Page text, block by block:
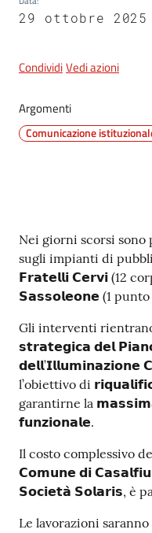
Servizi
on-
gli
argomenti
29 ottobre 2025
CondividiVedi azioni
Argomenti
Comunicazione
Contenuto
Nei giorni scorsi
sugli impianti di
𝗙𝗿𝗮𝘁𝗲𝗹𝗹𝗶 𝗖𝗲𝗿𝘃𝗶 (12
𝗦𝗮𝘀𝘀𝗼𝗹𝗲𝗼𝗻𝗲 (1 punto
Gli interventi
𝘀𝘁𝗿𝗮𝘁𝗲𝗴𝗶𝗰𝗮 𝗱𝗲𝗹
l’obiettivo di
garantirne la
𝗳𝘂𝗻𝘇𝗶𝗼𝗻𝗮𝗹𝗲.
Il costo complessivo
𝗖𝗼𝗺𝘂𝗻𝗲 𝗱𝗶
𝗦𝗼𝗰𝗶𝗲𝘁𝗮̀ 𝗦𝗼𝗹𝗮𝗿𝗶𝘀, è
Le lavorazioni